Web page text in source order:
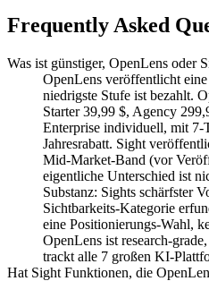
Frequently Asked
Was ist günstiger, OpenLens oder
OpenLens veröffentlicht
niedrigste Stufe ist bezahlt.
Starter 39,99 $, Agency
Enterprise individuell, mit 7-
Jahresrabatt. Sight
Mid-Market-Band (vor
eigentliche Unterschied ist
Substanz: Sights schärfster
Sichtbarkeits-Kategorie
eine Positionierungs-Wahl,
OpenLens ist research-
trackt alle 7 großen KI-
Hat Sight Funktionen, die